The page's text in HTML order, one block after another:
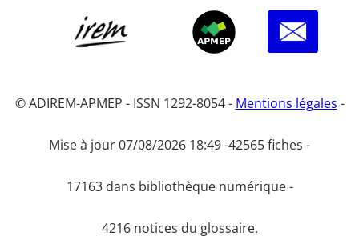
© ADIREM-APMEP - ISSN 1292-8054 - Mentions légales -
Mise à jour 07/08/2026 18:49 -42565 fiches -
17163 dans bibliothèque numérique -
4216 notices du glossaire.